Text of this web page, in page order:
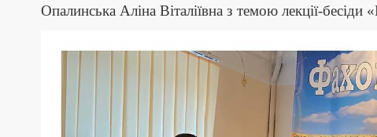
Опалинська Аліна Віталіївна з темою лекції-